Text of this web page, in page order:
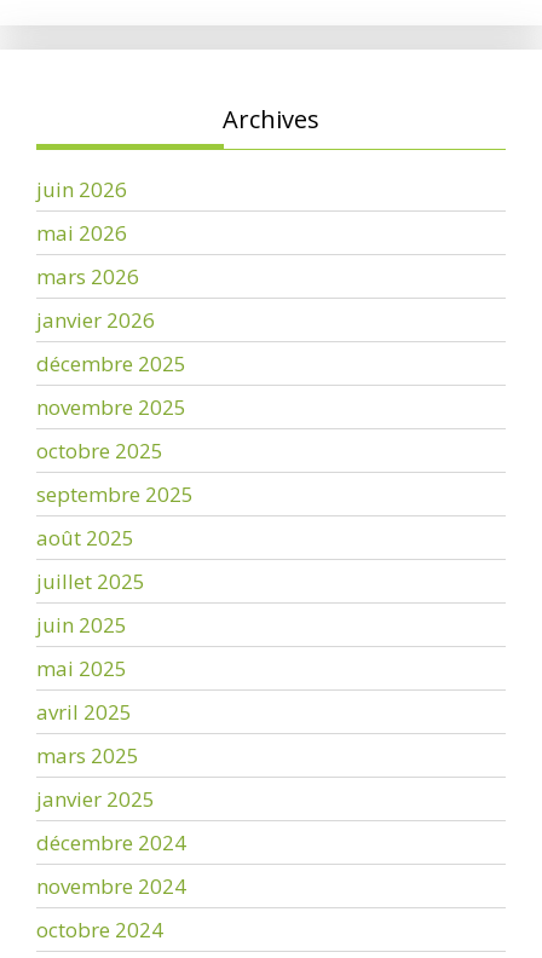
Archives
juin 2026
mai 2026
mars 2026
janvier 2026
décembre 2025
novembre 2025
octobre 2025
septembre 2025
août 2025
juillet 2025
juin 2025
mai 2025
avril 2025
mars 2025
janvier 2025
décembre 2024
novembre 2024
octobre 2024